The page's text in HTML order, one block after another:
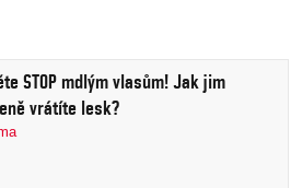
STOP mdlým vlasům! Jak jim
vrátíte lesk?